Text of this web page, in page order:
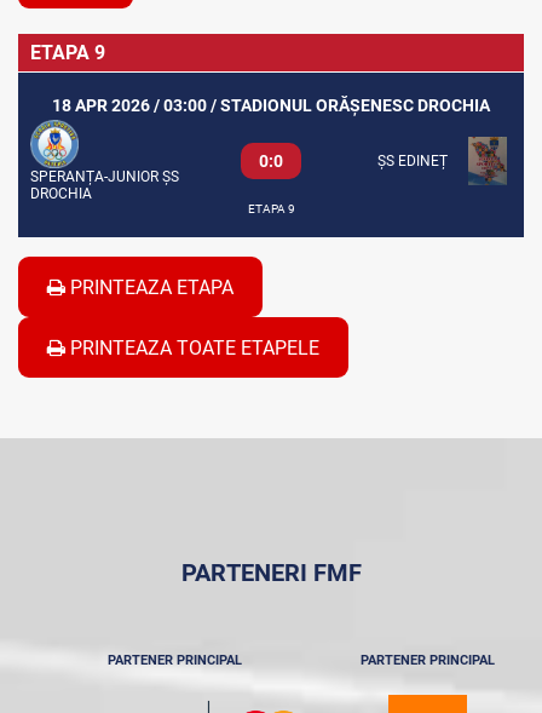
ETAPA 9
18 APR 2026 / 03:00 / STADIONUL ORĂȘENESC DROCHIA
SPERANȚA-JUNIOR ȘS
DROCHIA
0:0 ȘS EDINEȚ
ETAPA 9
PRINTEAZA ETAPA
PRINTEAZA TOATE ETAPELE
PARTENERI FMF
PARTENER PRINCIPAL PARTENER PRINCIPAL